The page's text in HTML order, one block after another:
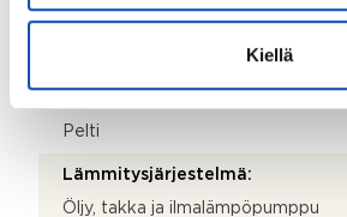
Kiellä
Kattotyyppi:
Pelti
Lämmitysjärjestelmä:
Öljy, takka ja ilmalämpöpumppu